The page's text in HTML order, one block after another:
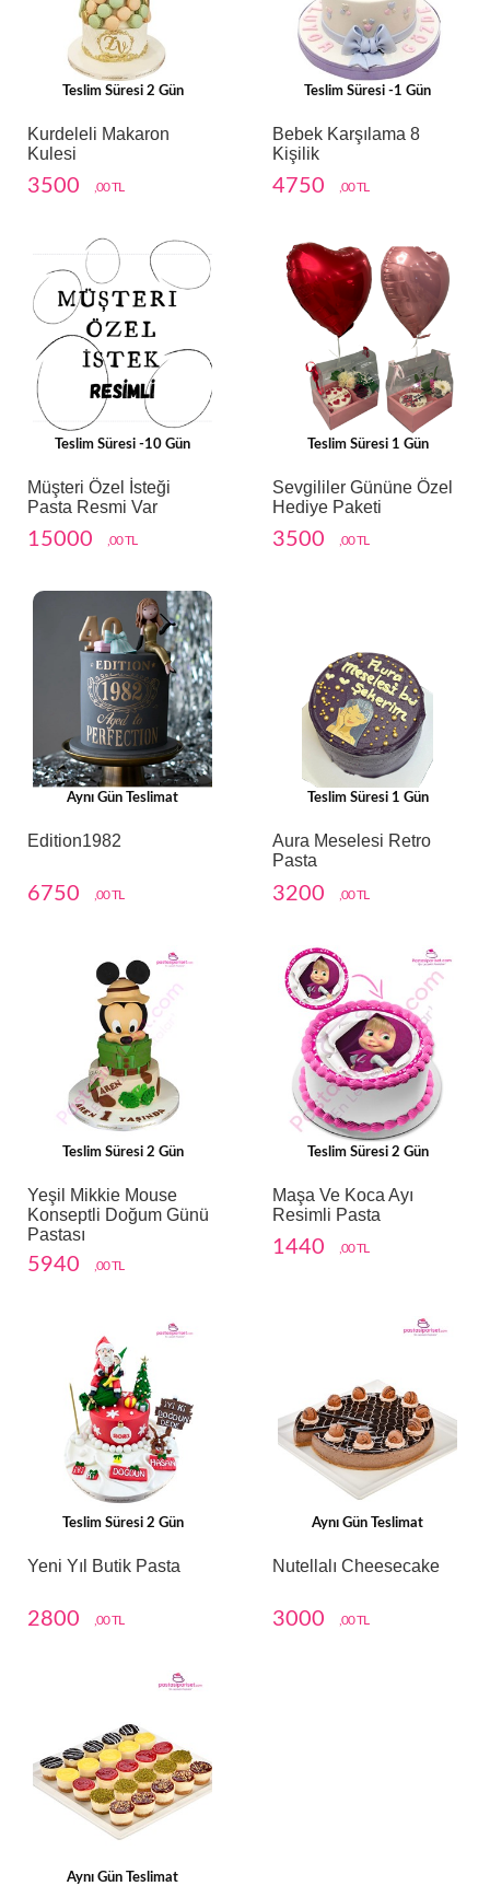
Teslim Süresi 2 Gün
Kurdeleli Makaron
Kulesi
3500 ,00 TL
Teslim Süresi -1 Gün
Bebek Karşılama 8
Kişilik
4750 ,00 TL
Teslim Süresi -10 Gün
Müşteri Özel İsteği
Pasta Resmi Var
15000 ,00 TL
Teslim Süresi 1 Gün
Sevgililer Gününe Özel
Hediye Paketi
3500 ,00 TL
Aynı Gün Teslimat
Edition1982
6750 ,00 TL
Teslim Süresi 1 Gün
Aura Meselesi Retro
Pasta
3200 ,00 TL
Teslim Süresi 2 Gün
Yeşil Mikkie Mouse
Konseptli Doğum Günü
Pastası
5940 ,00 TL
Teslim Süresi 2 Gün
Maşa Ve Koca Ayı
Resimli Pasta
1440 ,00 TL
Teslim Süresi 2 Gün
Yeni Yıl Butik Pasta
2800 ,00 TL
Aynı Gün Teslimat
Nutellalı Cheesecake
3000 ,00 TL
Aynı Gün Teslimat